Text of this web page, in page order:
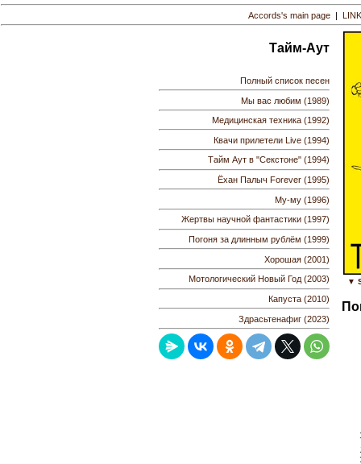
Accords's main page |
Тайм-Аут
Полный список песен
Мы вас любим (1989)
Медицинская техника (1992)
Квачи прилетели Live (1994)
Тайм Аут в "Секстоне" (1994)
Ёхан Палыч Forever (1995)
Му-му (1996)
Жертвы научной фантастики (1997)
Погоня за длинным рублём (1999)
Хорошая (2001)
Мотологический Новый Год (2003)
Капуста (2010)
Здрасьтенафиг (2023)
▼